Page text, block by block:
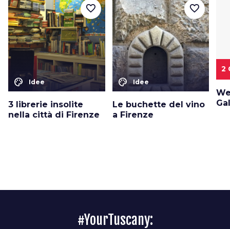
color_lens Idee
3 librerie insolite
nella città di Firenze
favorite_border
color_lens Idee
Le buchette del vino
a Firenze
favorite_border
2
#YourTuscany: